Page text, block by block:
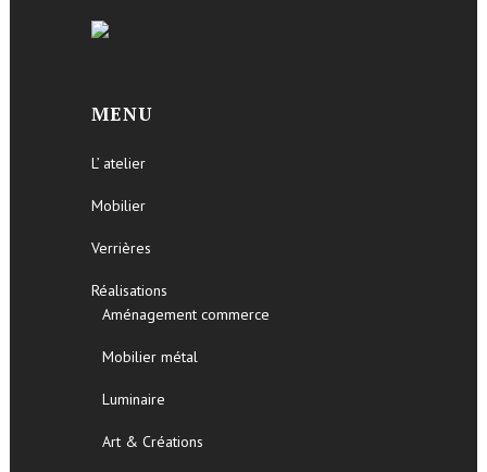
MENU
L’ atelier
Mobilier
Verrières
Réalisations
Aménagement commerce
Mobilier métal
Luminaire
Art & Créations